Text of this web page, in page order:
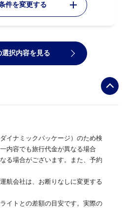
件を変更する
選択内容を見る
イナミックパッケージ）のため検
内容でも旅行代金が異なる場合
る場合がございます。また、予約
航会社は、お断りなしに変更する
イトとの差額の目安です。実際の